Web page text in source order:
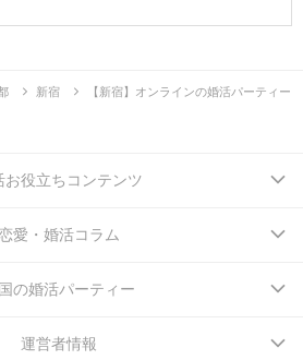
新宿 【新宿】オンラインの婚活パーティー
お役立ちコンテンツ
愛・婚活コラム
の婚活パーティー
運営者情報